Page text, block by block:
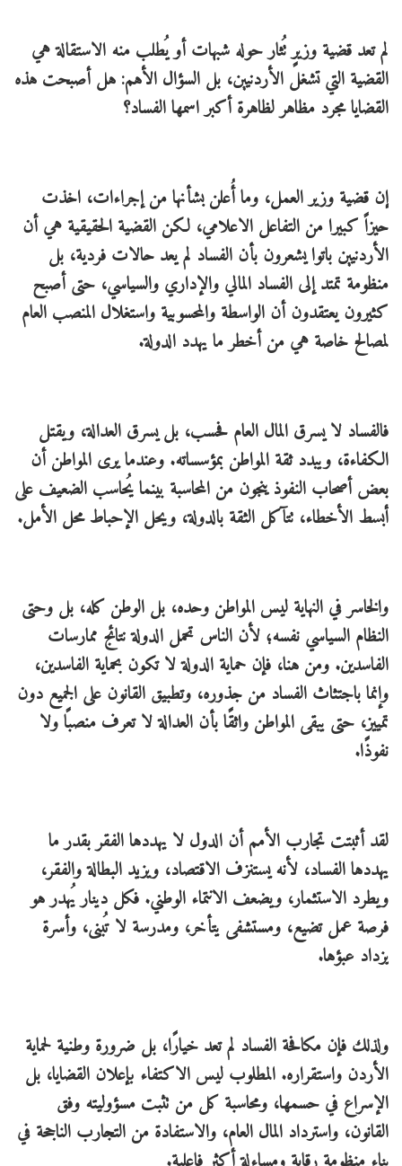
لم تعد قضية وزيرٍ تُثار حوله شبهات أو يُطلب منه الاستقالة هي
القضية التي تشغل الأردنيين، بل السؤال الأهم: هل أصبحت هذه
القضايا مجرد مظاهر لظاهرة أكبر اسمها الفساد؟
إن قضية وزير العمل، وما أُعلن بشأنها من إجراءات، اخذت
حيزاً كبيرا من التفاعل الاعلامي، لكن القضية الحقيقية هي أن
الأردنيين باتوا يشعرون بأن الفساد لم يعد حالات فردية، بل
منظومة تمتد إلى الفساد المالي والإداري والسياسي، حتى أصبح
كثيرون يعتقدون أن الواسطة والمحسوبية واستغلال المنصب العام
لمصالح خاصة هي من أخطر ما يهدد الدولة.
فالفساد لا يسرق المال العام فحسب، بل يسرق العدالة، ويقتل
الكفاءة، ويبدد ثقة المواطن بمؤسساته. وعندما يرى المواطن أن
بعض أصحاب النفوذ ينجون من المحاسبة بينما يُحاسب الضعيف على
أبسط الأخطاء، تتآكل الثقة بالدولة، ويحل الإحباط محل الأمل.
والخاسر في النهاية ليس المواطن وحده، بل الوطن كله، بل وحتى
النظام السياسي نفسه؛ لأن الناس تحمل الدولة نتائج ممارسات
الفاسدين. ومن هنا، فإن حماية الدولة لا تكون بحماية الفاسدين،
وإنما باجتثاث الفساد من جذوره، وتطبيق القانون على الجميع دون
تمييز، حتى يبقى المواطن واثقًا بأن العدالة لا تعرف منصبًا ولا
نفوذًا.
لقد أثبتت تجارب الأمم أن الدول لا يهددها الفقر بقدر ما
يهددها الفساد، لأنه يستنزف الاقتصاد، ويزيد البطالة والفقر،
ويطرد الاستثمار، ويضعف الانتماء الوطني. فكل دينار يُهدر هو
فرصة عمل تضيع، ومستشفى يتأخر، ومدرسة لا تُبنى، وأسرة
يزداد عبؤها.
ولذلك فإن مكافحة الفساد لم تعد خيارًا، بل ضرورة وطنية لحماية
الأردن واستقراره. المطلوب ليس الاكتفاء بإعلان القضايا، بل
الإسراع في حسمها، ومحاسبة كل من تثبت مسؤوليته وفق
القانون، واسترداد المال العام، والاستفادة من التجارب الناجحة في